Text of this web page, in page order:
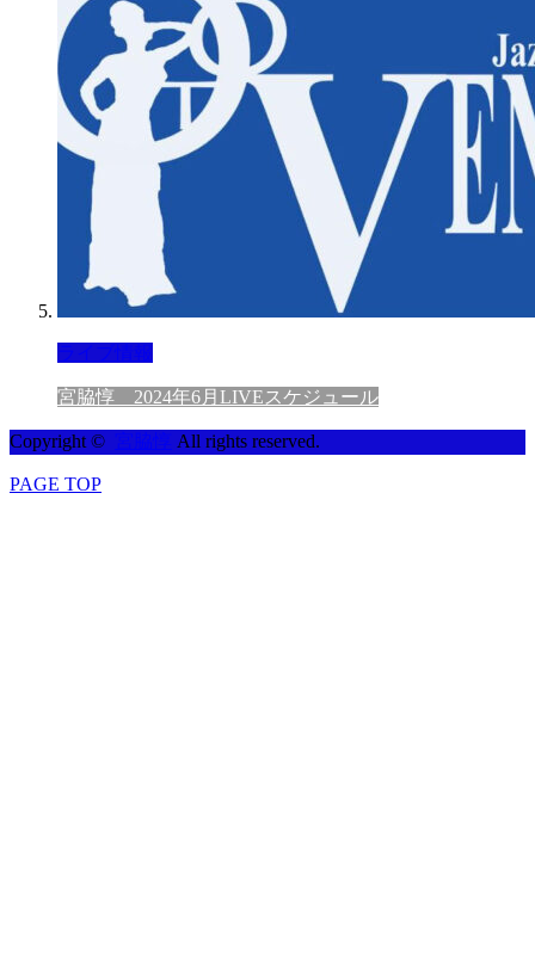
ライブ情報
宮脇惇 2024年6月LIVEスケジュール
Copyright © 宮脇惇 All rights reserved.
PAGE TOP